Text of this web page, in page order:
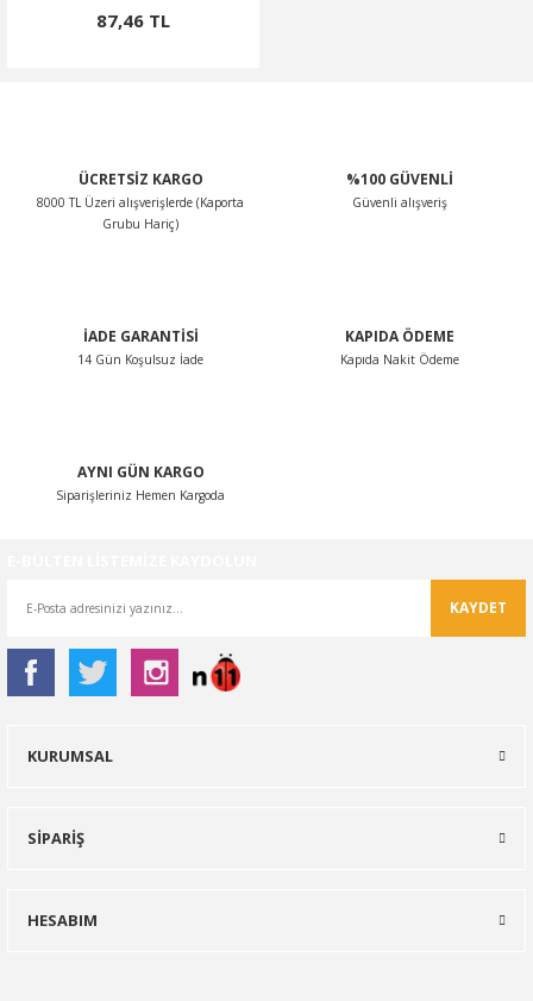
87,46 TL
ÜCRETSİZ KARGO
8000 TL Üzeri alışverişlerde (Kaporta
Grubu Hariç)
%100 GÜVENLİ
Güvenli alışveriş
İADE GARANTİSİ
14 Gün Koşulsuz İade
KAPIDA ÖDEME
Kapıda Nakit Ödeme
AYNI GÜN KARGO
Siparişleriniz Hemen Kargoda
KAYDET
KURUMSAL
SİPARİŞ
HESABIM